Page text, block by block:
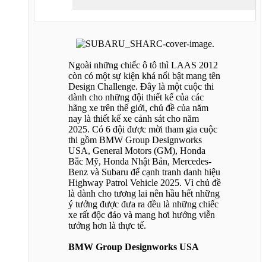
Ngoài những chiếc ô tô thì LAAS 2012
còn có một sự kiện khá nổi bật mang tên
Design Challenge. Đây là một cuộc thi
dành cho những đội thiết kế của các
hãng xe trên thế giới, chủ đề của năm
nay là thiết kế xe cảnh sát cho năm
2025. Có 6 đội được mời tham gia cuộc
thi gồm BMW Group Designworks
USA, General Motors (GM), Honda
Bắc Mỹ, Honda Nhật Bản, Mercedes-
Benz và Subaru để cạnh tranh danh hiệu
Highway Patrol Vehicle 2025. Vì chủ đề
là dành cho tương lai nên hầu hết những
ý tưởng được đưa ra đều là những chiếc
xe rất độc đáo và mang hơi hướng viễn
tưởng hơn là thực tế.
BMW Group Designworks USA